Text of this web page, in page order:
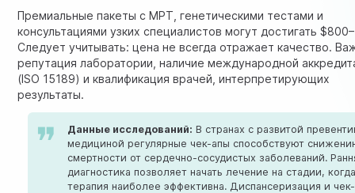
Премиальные пакеты с МРТ, генетическими тестами и
консультациями узких специалистов могут достигать
Следует учитывать: цена не всегда отражает качество.
репутация лаборатории, наличие международной
(ISO 15189) и квалификация врачей, интерпретирующих
результаты.
Данные исследований: В странах с развитой
медициной регулярные чек-апы способствуют
смертности от сердечно-сосудистых заболеваний.
диагностика позволяет начать лечение на стадии,
терапия наиболее эффективна. Диспансеризация и